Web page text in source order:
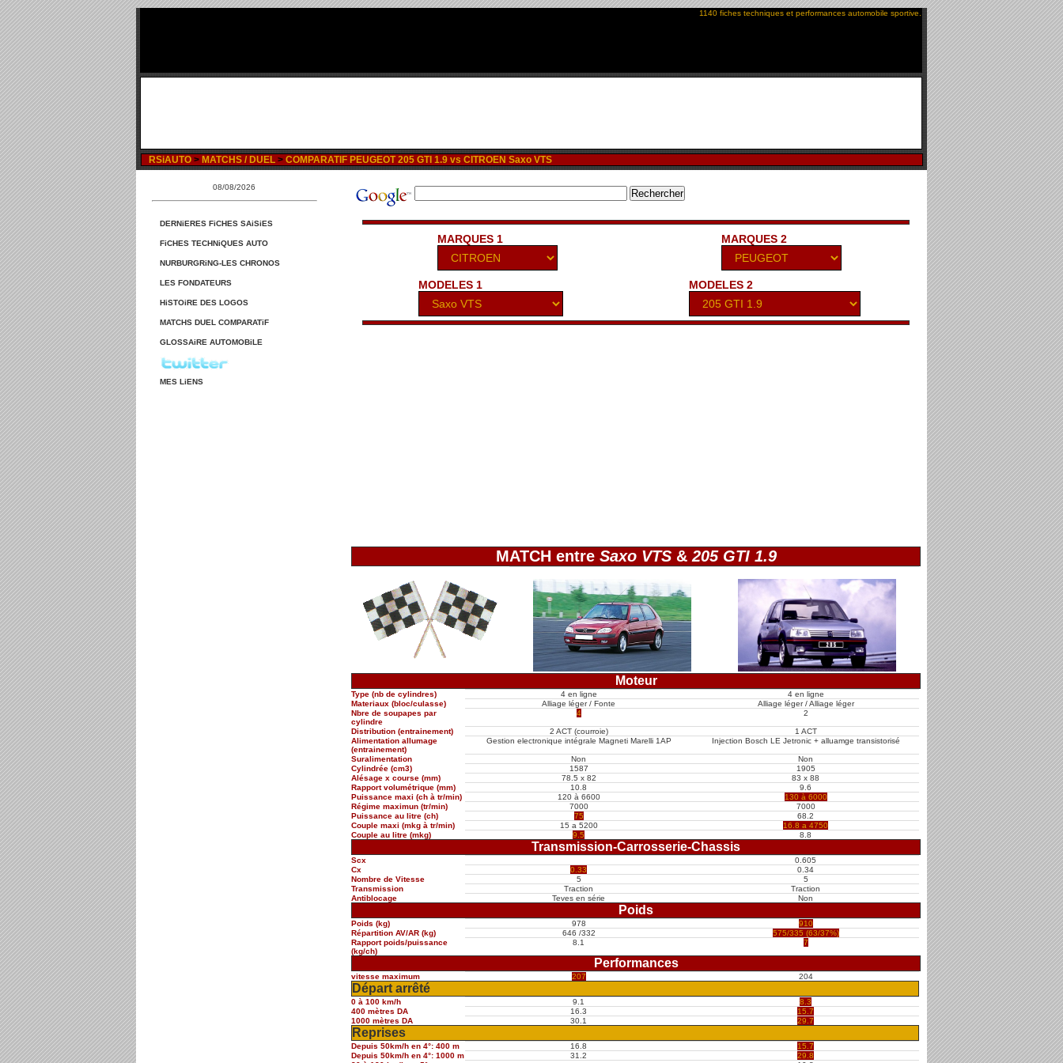
1140 fiches techniques et performances automobile sportive.
RSiAUTO > MATCHS / DUEL > COMPARATIF PEUGEOT 205 GTI 1.9 vs CITROEN Saxo VTS
MARQUES 1 MARQUES 2
MODELES 1 MODELES 2
MATCH entre Saxo VTS& 205 GTI 1.9
Moteur
Type (nb de cylindres) 4 en ligne
4 en ligne
Materiaux (bloc/culasse)
Alliage léger / Fonte
Alliage léger / Alliage léger
Nbre de soupapes par
cylindre
4 2
Distribution (entrainement) 2 ACT (courroie)
1 ACT
Alimentation allumage
(entrainement)
Gestion electronique intégrale Magneti Marelli 1AP Injection Bosch LE Jetronic + alluamge transistorisé
Suralimentation Non
Non
Cylindrée (cm3)
1587
1905
Alésage x course (mm)
78.5 x 82
83 x 88
Rapport volumétrique (mm)
10.8
9.6
Puissance maxi (ch à tr/min)
120 à 6600
130 à 6000
Régime maximun (tr/min)
7000
7000
Puissance au litre (ch)
75
68.2
Couple maxi (mkg à tr/min)
15 a 5200
16.8 a 4750
Couple au litre (mkg)
9.5 8.8
Transmission-Carrosserie-Chassis
Scx
0.605
Cx
0.33
0.34
Nombre de Vitesse
5
5
Transmission
Traction
Traction
Antiblocage
Teves en série Non
Poids
Poids (kg) 978
910
Répartition AV/AR (kg)
646 /332
575/335 (63/37%)
Rapport poids/puissance
(kg/ch)
8.1 7
Performances
vitesse maximum 207 204
Départ arrêté
0 à 100 km/h 9.1
8.3
400 mètres DA
16.3
15.7
1000 mètres DA
30.1 29.7
Reprises
Depuis 50km/h en 4°: 400 m 16.8
15.7
Depuis 50km/h en 4°: 1000 m
31.2
29.8
08/08/2026
DERNiERES FiCHES SAiSiES
FiCHES TECHNiQUES AUTO
NURBURGRiNG-LES CHRONOS
LES FONDATEURS
HiSTOiRE DES LOGOS
MATCHS DUEL COMPARATiF
GLOSSAiRE AUTOMOBiLE
MES LiENS